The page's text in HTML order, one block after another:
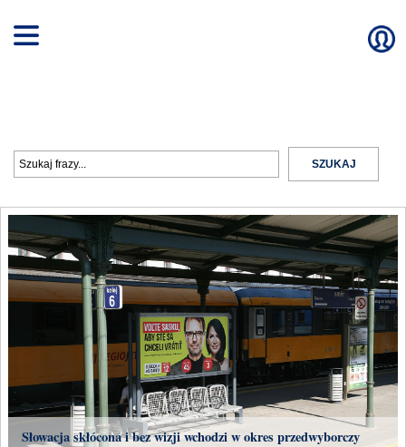
Słowacja skłócona i bez wizji wchodzi w okres przedwyborczy